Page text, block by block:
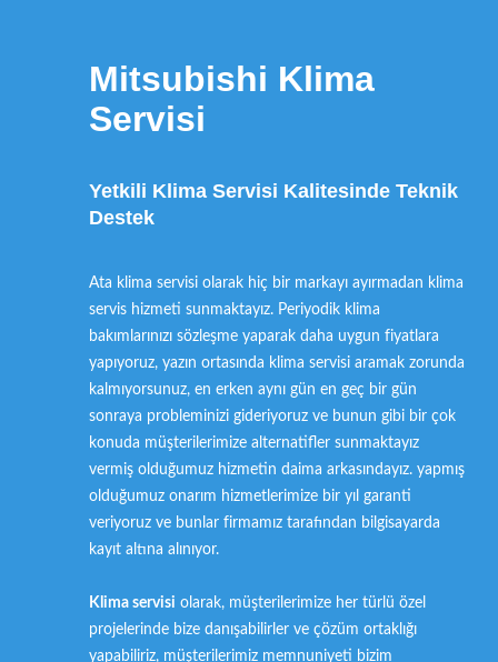
Mitsubishi Klima
Servisi
Yetkili Klima Servisi Kalitesinde Teknik
Destek
Ata klima servisi olarak hiç bir markayı ayırmadan klima
servis hizmeti sunmaktayız. Periyodik klima
bakımlarınızı sözleşme yaparak daha uygun fiyatlara
yapıyoruz, yazın ortasında klima servisi aramak zorunda
kalmıyorsunuz, en erken aynı gün en geç bir gün
sonraya probleminizi gideriyoruz ve bunun gibi bir çok
konuda müşterilerimize alternatifler sunmaktayız
vermiş olduğumuz hizmetin daima arkasındayız. yapmış
olduğumuz onarım hizmetlerimize bir yıl garanti
veriyoruz ve bunlar firmamız tarafından bilgisayarda
kayıt altına alınıyor.
Klima servisi olarak, müşterilerimize her türlü özel
projelerinde bize danışabilirler ve çözüm ortaklığı
yapabiliriz, müşterilerimiz memnuniyeti bizim